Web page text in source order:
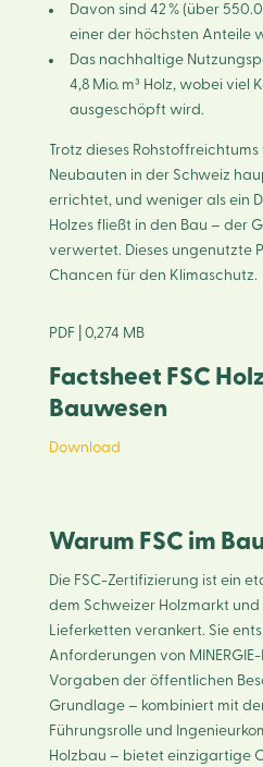
Davon sind 42 % (über
einer der höchsten Anteile
Das nachhaltige
4,8 Mio. m³ Holz, wobei
ausgeschöpft wird.
Trotz dieses Rohstoffreichtums
Neubauten in der Schweiz
errichtet, und weniger als ein
Holzes fließt in den Bau – der
verwertet. Dieses ungenutzte
Chancen für den Klimaschutz.
PDF | 0,274 MB
Factsheet FSC
Bauwesen
Download
Warum FSC im
Die FSC-Zertifizierung ist ein
dem Schweizer Holzmarkt
Lieferketten verankert. Sie
Anforderungen von
Vorgaben der öffentlichen
Grundlage – kombiniert mit
Führungsrolle und
Holzbau – bietet einzigartige